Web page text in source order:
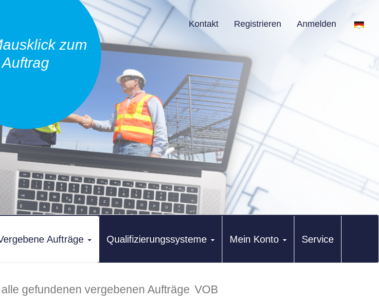
zum
Auftrag
Kontakt Registrieren Anmelden
Aufträge Qualifizierungssysteme Mein Konto Service
gefundenen vergebenen Aufträge VOB